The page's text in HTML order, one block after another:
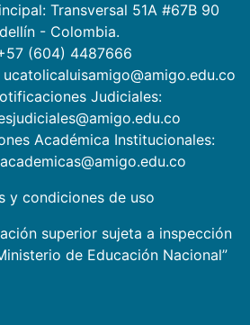
Transversal 51A #67B 90
- Colombia.
(604) 4487666
Judiciales:
Académica Institucionales:
y condiciones de uso
superior sujeta a inspección
de Educación Nacional”